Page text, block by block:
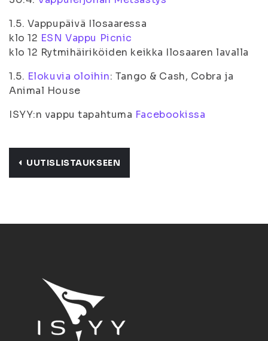
1.5. Vappupäivä Ilosaaressa
klo 12 ESN Vappu Picnic
klo 12 Rytmihäiriköiden keikka Ilosaaren lavalla
1.5. Elokuvia oloihin: Tango & Cash, Cobra ja
Animal House
ISYY:n vappu tapahtuma Facebookissa
UUTISLISTAUKSEEN